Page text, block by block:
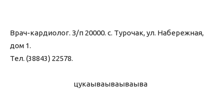
Врач-кардиолог. З/п 20000. с. Турочак, ул. Набережная,
дом 1.
Тел. (38843) 22578.
цукаываываываыва